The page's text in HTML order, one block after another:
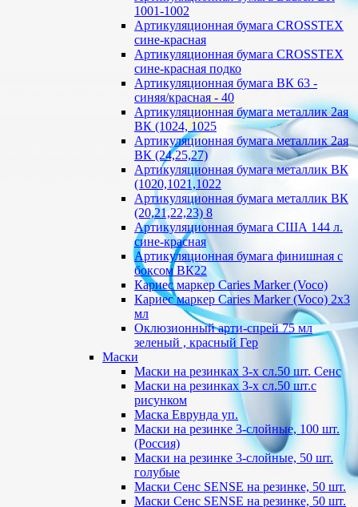
1001-1002
Артикуляционная бумага CROSSTEX
сине-красная
Артикуляционная бумага CROSSTEX
сине-красная подко
Артикуляционная бумага ВК 63 -
синяя/красная - 40
Артикуляционная бумага металлик 2ая
ВК (1024, 1025
Артикуляционная бумага металлик 2ая
ВК (24,25,27)
Артикуляционная бумага металлик ВК
(1020,1021,1022
Артикуляционная бумага металлик ВК
(20,21,22,23) 8
Артикуляционная бумага США 144 л.
сине-красная
Артикуляционная бумага финишная с
боксом ВК22
Кариес маркер Caries Marker (Voco)
Кариес маркер Caries Marker (Voco) 2х3
мл
Оклюзионный арти-спрей 75 мл
зеленый , красный Гер
Маски
Маски на резинках 3-х сл.50 шт. Сенс
Маски на резинках 3-х сл.50 шт.с
рисунком
Маска Еврунда уп.
Маски на резинке 3-слойные, 100 шт.
(Россия)
Маски на резинке 3-слойные, 50 шт.
голубые
Маски Сенс SENSE на резинке, 50 шт.
Маски Сенс SENSE на резинке, 50 шт.